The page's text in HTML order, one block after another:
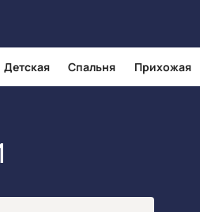
Детская Спальня Прихожая